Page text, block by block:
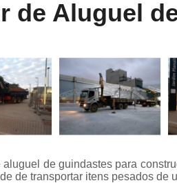
de Aluguel
aluguel de guindastes para
de transportar itens pesados de